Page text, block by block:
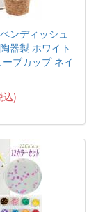
ンディッシュ
器製 ホワイト
ブカップ ネイ
込)